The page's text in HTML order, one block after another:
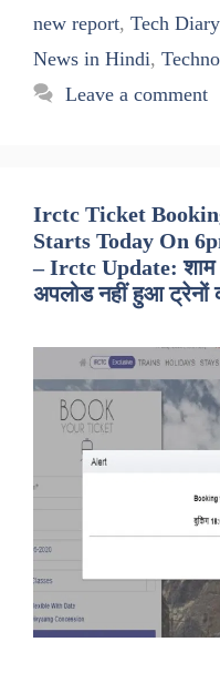
new report, Tech
News in Hindi,
Leave a comment
Irctc Ticket
Starts Today On
– Irctc Update: शाम
अपलोड नहीं हुआ ट्रेनों